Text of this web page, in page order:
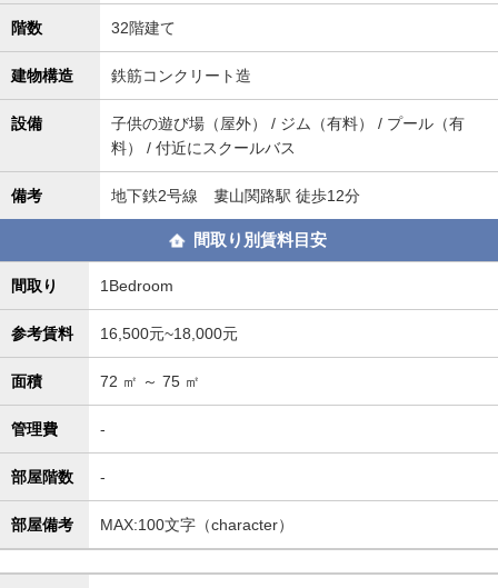
階数 32階建て
建物構造 鉄筋コンクリート造
設備
子供の遊び場（屋外） / ジム（有料） / プール（有
料） / 付近にスクールバス
備考 地下鉄2号線 婁山関路駅 徒歩12分
間取り別賃料目安
間取り 1Bedroom
参考賃料 16,500元~18,000元
面積 72 ㎡ ～ 75 ㎡
管理費 -
部屋階数 -
部屋備考 MAX:100文字（character）